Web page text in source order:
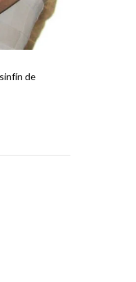
de